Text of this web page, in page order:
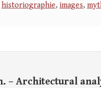
historiographie, images,
– Architectural